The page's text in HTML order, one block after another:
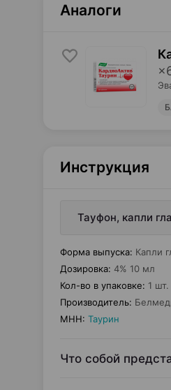
Аналоги
×
Инструкция
Тауфон, капли
Форма выпуска: Капли
Дозировка: 4% 10 мл
Кол-во в упаковке: 1 шт.
Производитель:
МНН: Таурин
Что собой